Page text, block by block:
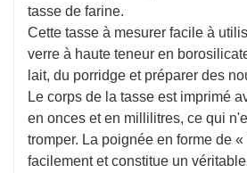
tasse de farine.
Cette tasse à mesurer facile à
verre à haute teneur en
lait, du porridge et préparer des
Le corps de la tasse est imprimé
en onces et en millilitres, ce qui
tromper. La poignée en forme de
facilement et constitue un